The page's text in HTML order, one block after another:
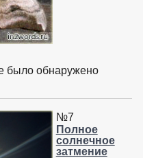
было обнаружено
№7
Полное
солнечное
затмение